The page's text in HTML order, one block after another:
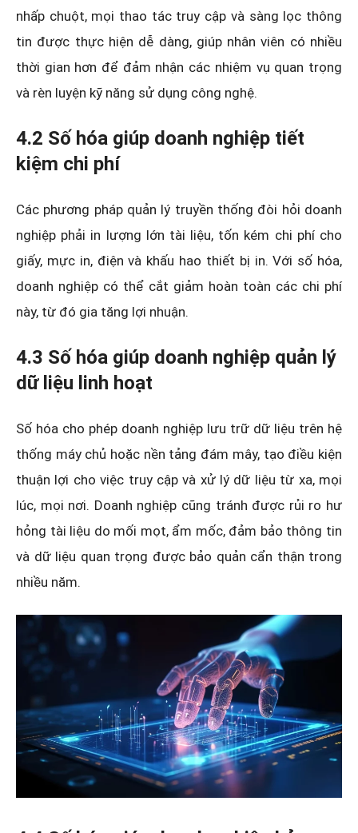
nhấp chuột, mọi thao tác truy cập và sàng lọc thông
tin được thực hiện dễ dàng, giúp nhân viên có nhiều
thời gian hơn để đảm nhận các nhiệm vụ quan trọng
và rèn luyện kỹ năng sử dụng công nghệ.
4.2 Số hóa giúp doanh nghiệp tiết
kiệm chi phí
Các phương pháp quản lý truyền thống đòi hỏi doanh
nghiệp phải in lượng lớn tài liệu, tốn kém chi phí cho
giấy, mực in, điện và khấu hao thiết bị in. Với số hóa,
doanh nghiệp có thể cắt giảm hoàn toàn các chi phí
này, từ đó gia tăng lợi nhuận.
4.3 Số hóa giúp doanh nghiệp quản lý
dữ liệu linh hoạt
Số hóa cho phép doanh nghiệp lưu trữ dữ liệu trên hệ
thống máy chủ hoặc nền tảng đám mây, tạo điều kiện
thuận lợi cho việc truy cập và xử lý dữ liệu từ xa, mọi
lúc, mọi nơi. Doanh nghiệp cũng tránh được rủi ro hư
hỏng tài liệu do mối mọt, ẩm mốc, đảm bảo thông tin
và dữ liệu quan trọng được bảo quản cẩn thận trong
nhiều năm.